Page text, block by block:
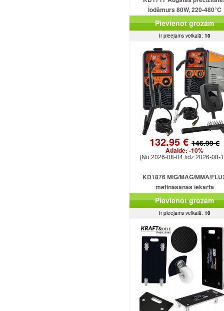
lodāmurs 80W, 220-480°C
Pievienot grozam
Ir pieejams veikalā: 10
132.95 € 146.99 €
Atlaide: -10%
(No 2026-08-04 līdz 2026-08-
KD1876 MIG/MAG/MMA/
metināšanas iekārta
Pievienot grozam
Ir pieejams veikalā: 10